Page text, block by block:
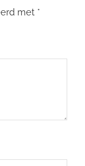
met *